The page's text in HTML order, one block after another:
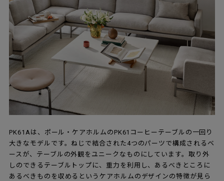
PK61Aは、ポール・ケアホルムのPK61コーヒーテーブルの一回り
大きなモデルです。ねじで結合された4つのパーツで構成されるベ
ースが、テーブルの外観をユニークなものにしています。取り外
しのできるテーブルトップに、重力を利用し、あるべきところに
あるべきものを収めるというケアホルムのデザインの特徴が見ら